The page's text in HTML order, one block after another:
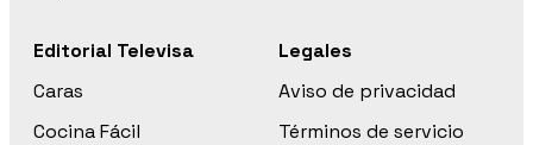
Editorial Televisa
Caras
Cocina Fácil
Legales
Aviso de privacidad
Términos de servicio